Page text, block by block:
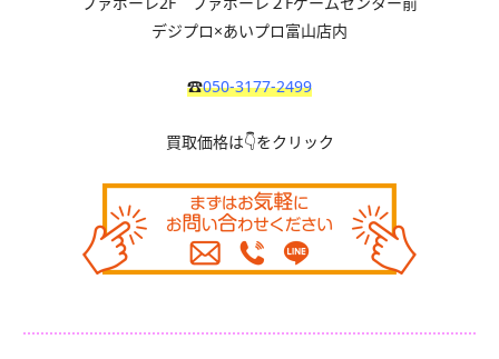
デジプロ×あいプロ富山店内
☎050-3177-2499
買取価格は👇をクリック